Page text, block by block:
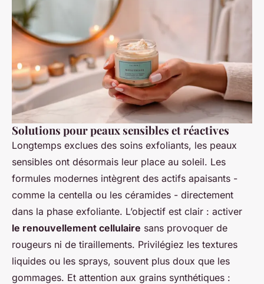
Solutions pour peaux sensibles et réactives
Longtemps exclues des soins exfoliants, les peaux
sensibles ont désormais leur place au soleil. Les
formules modernes intègrent des actifs apaisants -
comme la centella ou les céramides - directement
dans la phase exfoliante. L’objectif est clair : activer
le renouvellement cellulaire sans provoquer de
rougeurs ni de tiraillements. Privilégiez les textures
liquides ou les sprays, souvent plus doux que les
gommages. Et attention aux grains synthétiques :